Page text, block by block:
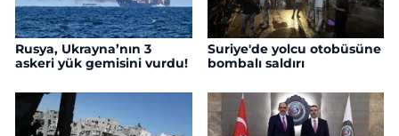
Rusya, Ukrayna’nın 3
askeri yük gemisini vurdu!
Suriye'de yolcu otobüsüne
bombalı saldırı